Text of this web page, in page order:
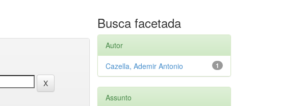
Busca facetada
Autor
1
Cazella, Ademir Antonio
Assunto